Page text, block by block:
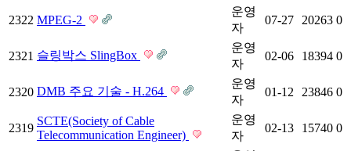
2322 MPEG-2
운영
자
07-27 20263 0
2321 슬링박스 SlingBox
운영
자
02-06 18394 0
2320 DMB 주요 기술 - H.264
운영
자
01-12 23846 0
2319
SCTE(Society of Cable
Telecommunication Engineer)
운영
자
02-13 15740 0